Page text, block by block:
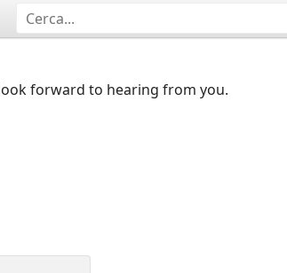
forward to hearing from you.